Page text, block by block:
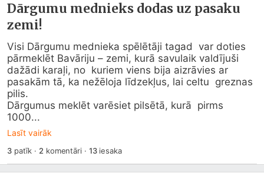
Dārgumu mednieks dodas uz pasaku
zemi!
Visi Dārgumu mednieka spēlētāji tagad  var doties
pārmeklēt Bavāriju – zemi, kurā savulaik valdījuši
dažādi karaļi, no  kuriem viens bija aizrāvies ar
pasakām tā, ka nežēloja līdzekļus, lai celtu  greznas
pilis.
Dārgumus meklēt varēsiet pilsētā, kurā  pirms
1000...
Lasīt vairāk
3patīk · 2 komentāri · 13iesaka